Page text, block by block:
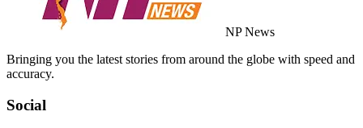
NP News
Bringing you the latest stories from around the globe with speed and
accuracy.
Social